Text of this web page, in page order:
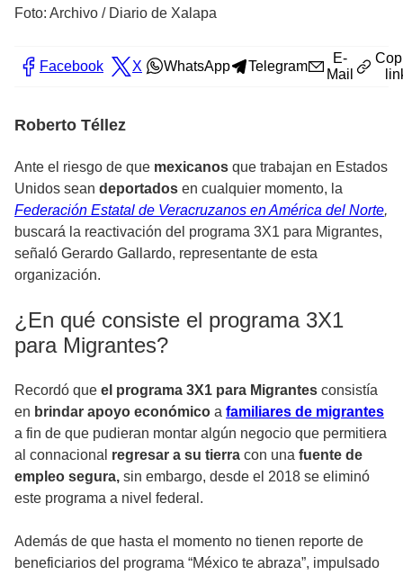
Foto: Archivo / Diario de Xalapa
Facebook X WhatsApp Telegram
E-
Mail
Roberto Téllez
Ante el riesgo de que mexicanos que trabajan en Estados
Unidos sean deportados en cualquier momento, la
Federación Estatal de Veracruzanos en América del Norte,
buscará la reactivación del programa 3X1 para Migrantes,
señaló Gerardo Gallardo, representante de esta
organización.
¿En qué consiste el programa 3X1
para Migrantes?
Recordó que el programa 3X1 para Migrantes consistía
en brindar apoyo económico a familiares de migrantes
a fin de que pudieran montar algún negocio que permitiera
al connacional regresar a su tierra con una fuente de
empleo segura, sin embargo, desde el 2018 se eliminó
este programa a nivel federal.
Además de que hasta el momento no tienen reporte de
beneficiarios del programa “México te abraza”, impulsado